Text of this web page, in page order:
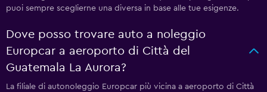
puoi sempre sceglierne una diversa in base alle tue esigenze.
Dove posso trovare auto a noleggio
Europcar a aeroporto di Città del
Guatemala La Aurora?
La filiale di autonoleggio Europcar più vicina a aeroporto di Città